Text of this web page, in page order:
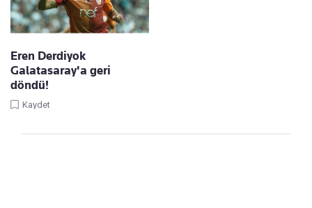
Eren Derdiyok
Galatasaray'a geri
döndü!
Kaydet